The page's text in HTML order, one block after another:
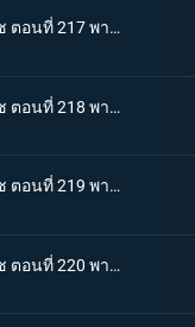
One piece วันพีช ตอนที่ 217 พากย์ไทย ศึกของกัปตัน! การดวลครั้งสุดท้าย!
One piece วันพีช ตอนที่ 218 พากย์ไทย การจู่โจมสุดเอื่อยเฉื่อย ปะทะ ลูฟี่อมตะ!
One piece วันพีช ตอนที่ 219 พากย์ไทย การดวลอันเร่าร้อน! ศึกตัดสินแห่งชะตากรรม!!!
One piece วันพีช ตอนที่ 220 พากย์ไทย สูญหาย? ถูกช่วงชิง? นายเป็นใครกัน?